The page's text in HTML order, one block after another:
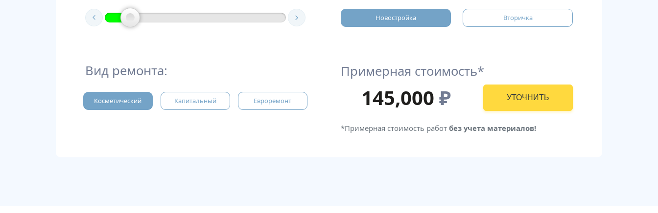
Вид ремонта:
Косметический Капитальный Евроремонт
Новостройка Вторичка
Примерная стоимость*
145,000 ₽ УТОЧНИТЬ
*Примерная стоимость работ без учета материалов!